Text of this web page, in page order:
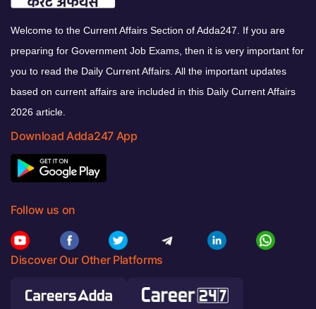
Welcome to the Current Affairs Section of Adda247. If you are
preparing for Government Job Exams, then it is very important for
you to read the Daily Current Affairs. All the important updates
based on current affairs are included in this Daily Current Affairs
2026 article.
Download Adda247 App
Follow us on
Discover Our Other Platforms